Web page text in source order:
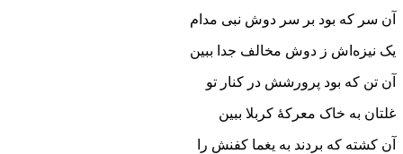
آن سر که بود بر سر دوش نبی مدام
یک نیزه‌اش ز دوش مخالف جدا ببین
آن تن که بود پرورشش در کنار تو
غلتان به خاک معرکهٔ کربلا ببین
آن کشته که بردند به یغما کفنش را